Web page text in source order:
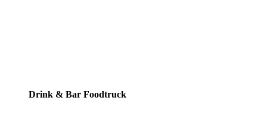
Drink & Bar Foodtruck